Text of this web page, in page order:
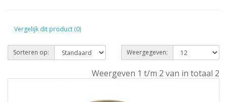
Vergelijk dit product (0)
Sorteren op: Weergegeven:
Weergeven 1 t/m 2 van in totaal 2